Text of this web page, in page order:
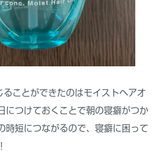
ることができたのはモイストヘアオ
につけておくことで朝の寝癖がつか
時短につながるので、寝癖に困って